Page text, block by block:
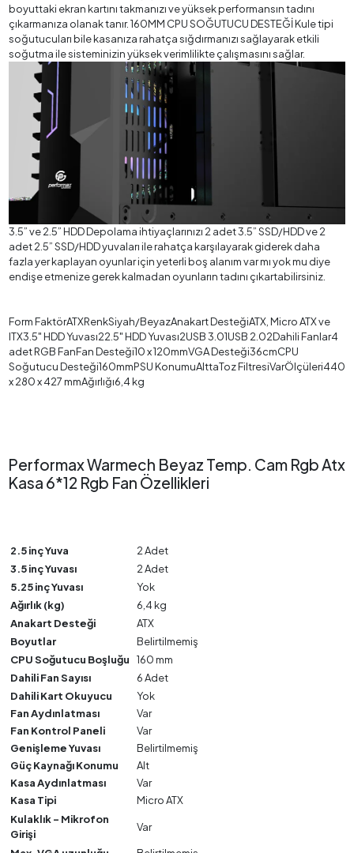
boyuttaki ekran kartını takmanızı ve yüksek performansın tadını
çıkarmanıza olanak tanır. 160MM CPU SOĞUTUCU DESTEĞİ Kule tipi
soğutucuları bile kasanıza rahatça sığdırmanızı sağlayarak etkili
soğutma ile sisteminizin yüksek verimlilikte çalışmasını sağlar.
3.5” ve 2.5” HDD Depolama ihtiyaçlarınızı 2 adet 3.5” SSD/HDD ve 2
adet 2.5” SSD/HDD yuvaları ile rahatça karşılayarak giderek daha
fazla yer kaplayan oyunlar için yeterli boş alanım var mı yok mu diye
endişe etmenize gerek kalmadan oyunların tadını çıkartabilirsiniz.
Form FaktörATXRenkSiyah/BeyazAnakart DesteğiATX, Micro ATX ve
ITX3.5" HDD Yuvası22.5" HDD Yuvası2USB 3.01USB 2.02Dahili Fanlar4
adet RGB FanFan Desteği10 x 120mmVGA Desteği36cmCPU
Soğutucu Desteği160mmPSU KonumuAlttaToz FiltresiVarÖlçüleri440
x 280 x 427 mmAğırlığı6,4 kg
Performax Warmech Beyaz Temp. Cam Rgb Atx
Kasa 6*12 Rgb Fan Özellikleri
2.5 inç Yuva
2 Adet
3.5 inç Yuvası
2 Adet
5.25 inç Yuvası
Yok
Ağırlık (kg)
6,4 kg
Anakart Desteği
ATX
Boyutlar
Belirtilmemiş
CPU Soğutucu Boşluğu
160 mm
Dahili Fan Sayısı
6 Adet
Dahili Kart Okuyucu
Yok
Fan Aydınlatması
Var
Fan Kontrol Paneli
Var
Genişleme Yuvası
Belirtilmemiş
Güç Kaynağı Konumu
Alt
Kasa Aydınlatması
Var
Kasa Tipi
Micro ATX
Kulaklık - Mikrofon
Girişi
Var